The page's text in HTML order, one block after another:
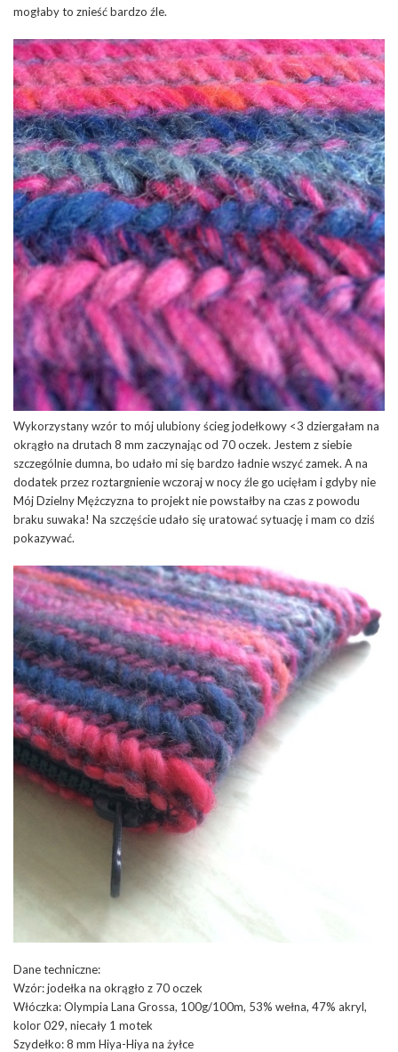
mogłaby to znieść bardzo źle.
Wykorzystany wzór to mój ulubiony ścieg jodełkowy <3 dziergałam na
okrągło na drutach 8 mm zaczynając od 70 oczek. Jestem z siebie
szczególnie dumna, bo udało mi się bardzo ładnie wszyć zamek. A na
dodatek przez roztargnienie wczoraj w nocy źle go ucięłam i gdyby nie
Mój Dzielny Mężczyzna to projekt nie powstałby na czas z powodu
braku suwaka! Na szczęście udało się uratować sytuację i mam co dziś
pokazywać.
Dane techniczne:
Wzór: jodełka na okrągło z 70 oczek
Włóczka: Olympia Lana Grossa, 100g/100m, 53% wełna, 47% akryl,
kolor 029, niecały 1 motek
Szydełko: 8 mm Hiya-Hiya na żyłce